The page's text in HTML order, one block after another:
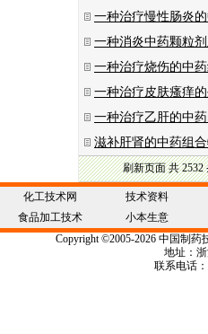
一种治疗慢性肠炎
一种消炎中药颗粒
一种治疗烧伤的中
一种治疗皮肤瘙痒
一种治疗乙肝的中
滋补肝肾的中药组
刷新页面共 2532
化工技术网
技术资料
食品加工技术
小本生意
Copyright©2005-2026 中国制药
地址：
联系电话：